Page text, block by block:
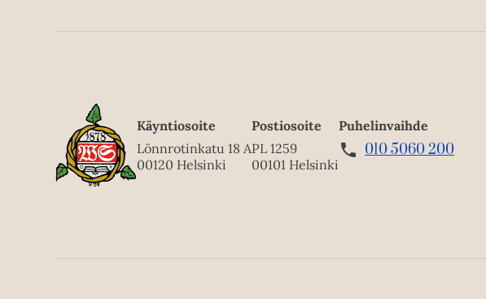
Käyntiosoite
Lönnrotinkatu 18 A
00120 Helsinki
Postiosoite
PL 1259
00101 Helsinki
Puhelinvaihde
010 5060 200